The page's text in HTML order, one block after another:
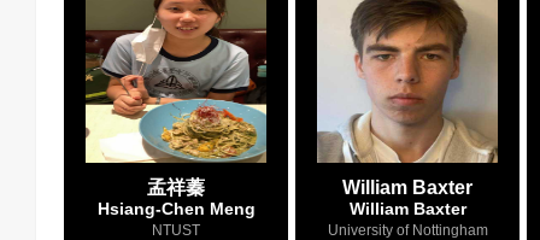
孟祥蓁
Hsiang-Chen Meng
NTUST
William Baxter
William Baxter
University of Nottingham